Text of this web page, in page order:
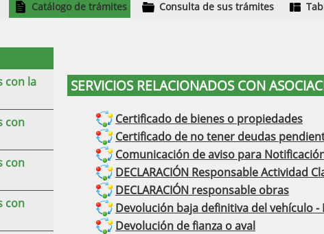
Catálogo de trámites Consulta de sus trámites
con la
con
con
con
SERVICIOS RELACIONADOS CON
Certificado de bienes o propiedades
Certificado de no tener deudas
Comunicación de aviso para
DECLARACIÓN Responsable Actividad
DECLARACIÓN responsable obras
Devolución baja definitiva del vehículo
Devolución de fianza o aval